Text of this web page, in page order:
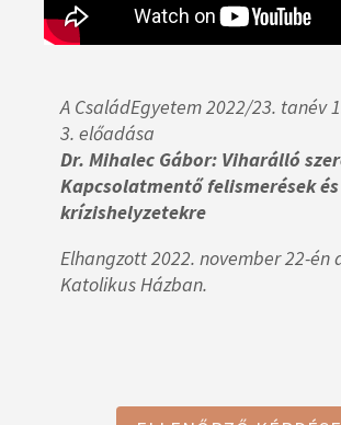
A CsaládEgyetem 2022/23. tanév
3. előadása
Dr. Mihalec Gábor: Viharálló
Kapcsolatmentő felismerések
krízishelyzetekre
Elhangzott 2022. november 22-én
Katolikus Házban.